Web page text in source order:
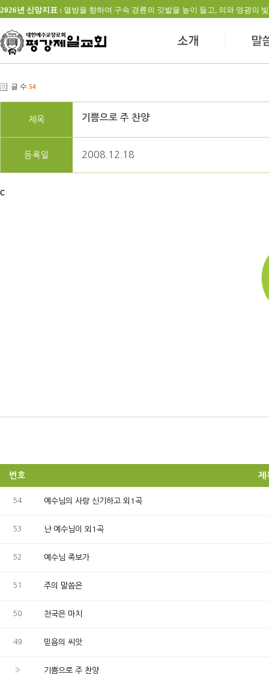
2026년 신앙지표 : 열방을 향하여 구속 경륜의 깃발을 높이 들고, 의와 영광의
글 수 54
제목 기쁨으로 주 찬양
등록일 2008.12.18
c
번호 제
54 예수님의 사랑 신기하고 외1곡
53 난 예수님이 외1곡
52 예수님 족보가
51 주의 말씀은
50 천국은 마치
49 믿음의 씨앗
» 기쁨으로 주 찬양